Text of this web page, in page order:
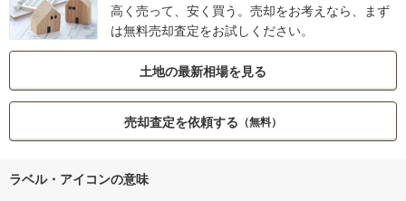
高く売って、安く買う。売却をお考えなら、まず
は無料売却査定をお試しください。
土地の最新相場を見る
売却査定を依頼する （無料）
ラベル・アイコンの意味